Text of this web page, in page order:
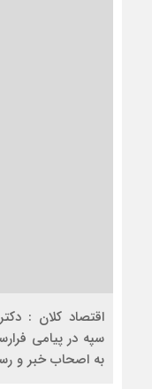
اقتصاد کلان :
سپه در پیامی
به اصحاب خبر و